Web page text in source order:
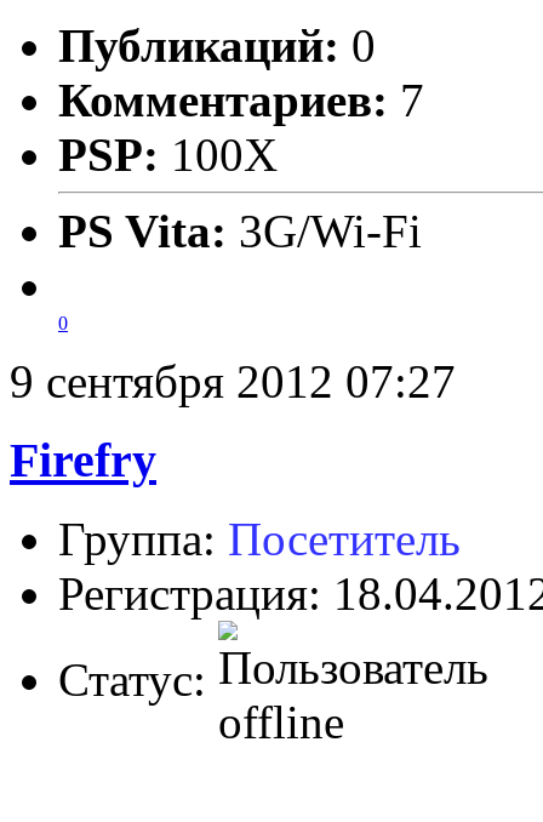
Публикаций: 0
Комментариев: 7
PSP: 100X
PS Vita: 3G/Wi-Fi
0
9 сентября 2012 07:27
Firefry
Группа: Посетитель
Регистрация:
Статус: